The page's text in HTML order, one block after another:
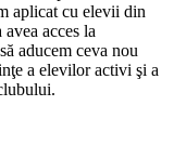
aplicat cu elevii din
acces la
aducem ceva nou
a elevilor activi şi a